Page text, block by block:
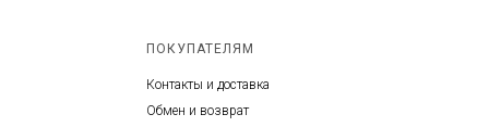
ПОКУПАТЕЛЯМ
Контакты и доставка
Обмен и возврат